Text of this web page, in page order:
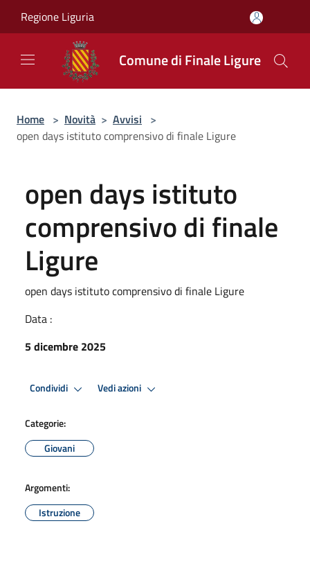
Regione Liguria
Comune di Finale Ligure
Home > Novità > Avvisi >
open days istituto comprensivo di finale Ligure
open days istituto
comprensivo di finale
Ligure
open days istituto comprensivo di finale Ligure
Data :
5 dicembre 2025
Condividi Vedi azioni
Categorie:
Giovani
Argomenti:
Istruzione